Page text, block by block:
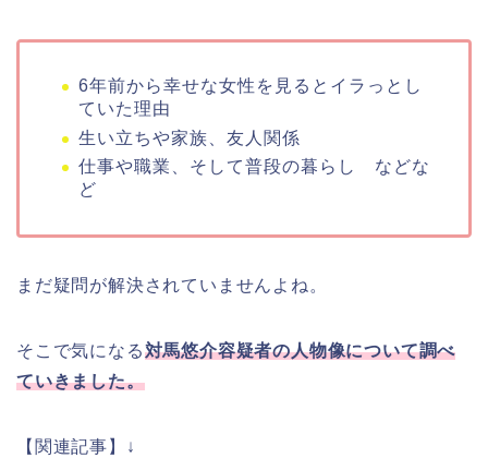
6年前から幸せな女性を見るとイラっとし
ていた理由
生い立ちや家族、友人関係
仕事や職業、そして普段の暮らし などな
ど
まだ疑問が解決されていませんよね。
そこで気になる対馬悠介容疑者の人物像について調べ
ていきました。
【関連記事】↓